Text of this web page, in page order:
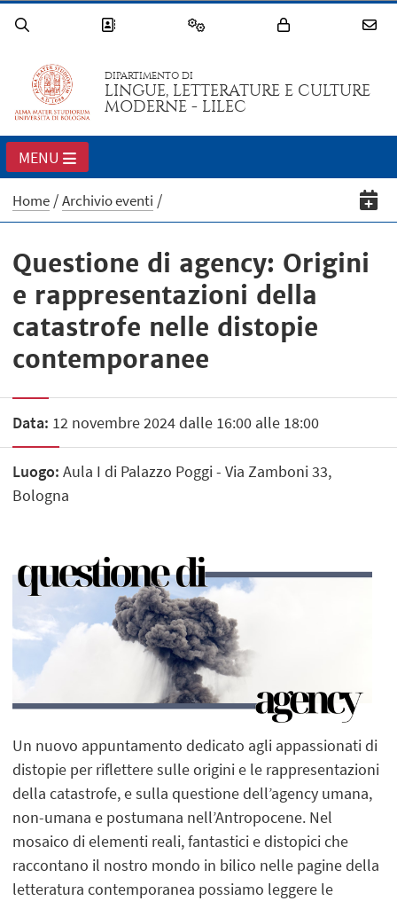
DIPARTIMENTO DI
LINGUE, LETTERATURE E CULTURE
MODERNE - LILEC
MENU
Home Archivio eventi
Questione di agency: Origini
e rappresentazioni della
catastrofe nelle distopie
contemporanee
Data: 12 novembre 2024 dalle 16:00 alle 18:00
Luogo: Aula I di Palazzo Poggi - Via Zamboni 33,
Bologna
Un nuovo appuntamento dedicato agli appassionati di
distopie per riflettere sulle origini e le rappresentazioni
della catastrofe, e sulla questione dell’agency umana,
non-umana e postumana nell’Antropocene. Nel
mosaico di elementi reali, fantastici e distopici che
raccontano il nostro mondo in bilico nelle pagine della
letteratura contemporanea possiamo leggere le